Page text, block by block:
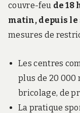
couvre-feu de 18
matin, depuis le
mesures de
Les centres
plus de 20 000
bricolage, de
La pratique